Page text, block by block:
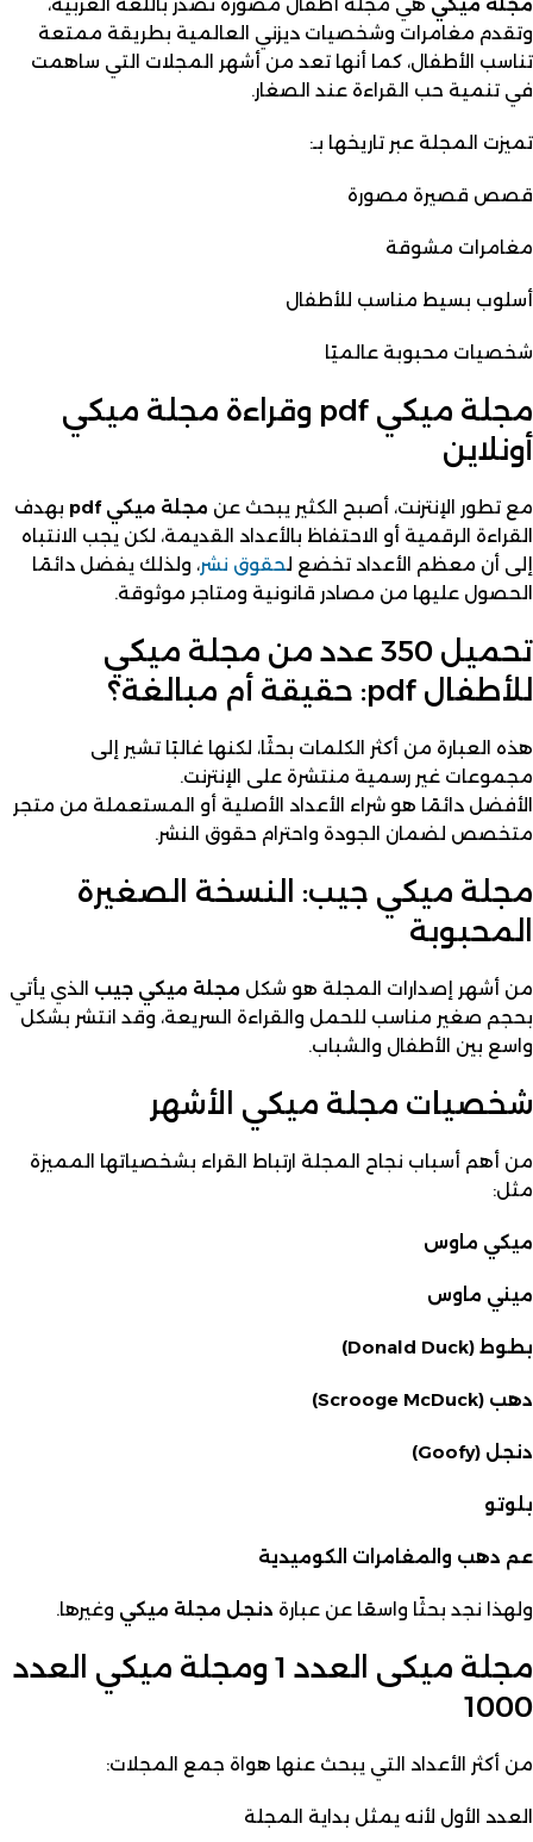
مجلة ميكي هي مجلة أطفال مصورة تصدر باللغة العربية،
وتقدم مغامرات وشخصيات ديزني العالمية بطريقة ممتعة
تناسب الأطفال، كما أنها تعد من أشهر المجلات التي ساهمت
في تنمية حب القراءة عند الصغار.
تميزت المجلة عبر تاريخها بـ:
قصص قصيرة مصورة
مغامرات مشوقة
أسلوب بسيط مناسب للأطفال
شخصيات محبوبة عالميًا
مجلة ميكي pdf وقراءة مجلة ميكي
أونلاين
مع تطور الإنترنت، أصبح الكثير يبحث عن مجلة ميكي pdf
بهدف
القراءة الرقمية أو الاحتفاظ بالأعداد القديمة، لكن يجب الانتباه
إلى أن معظم الأعداد تخضع لحقوق نشر، ولذلك يفضل دائمًا
الحصول عليها من مصادر قانونية ومتاجر موثوقة.
تحميل 350 عدد من مجلة ميكي
للأطفال pdf: حقيقة أم مبالغة؟
هذه العبارة من أكثر الكلمات بحثًا، لكنها غالبًا تشير إلى
مجموعات غير رسمية منتشرة على الإنترنت.
الأفضل دائمًا هو شراء الأعداد الأصلية أو المستعملة من متجر
متخصص لضمان الجودة واحترام حقوق النشر.
مجلة ميكي جيب: النسخة الصغيرة
المحبوبة
من أشهر إصدارات المجلة هو شكل مجلة ميكي جيب الذي يأتي
بحجم صغير مناسب للحمل والقراءة السريعة، وقد انتشر بشكل
واسع بين الأطفال والشباب.
شخصيات مجلة ميكي الأشهر
من أهم أسباب نجاح المجلة ارتباط القراء بشخصياتها المميزة
مثل:
ميكي ماوس
ميني ماوس
بطوط (Donald Duck)
دهب (Scrooge McDuck)
دنجل (Goofy)
بلوتو
عم دهب والمغامرات الكوميدية
ولهذا نجد بحثًا واسعًا عن عبارة دنجل مجلة ميكي وغيرها.
مجلة ميكى العدد 1 ومجلة ميكي العدد
1000
من أكثر الأعداد التي يبحث عنها هواة جمع المجلات:
العدد الأول لأنه يمثل بداية المجلة